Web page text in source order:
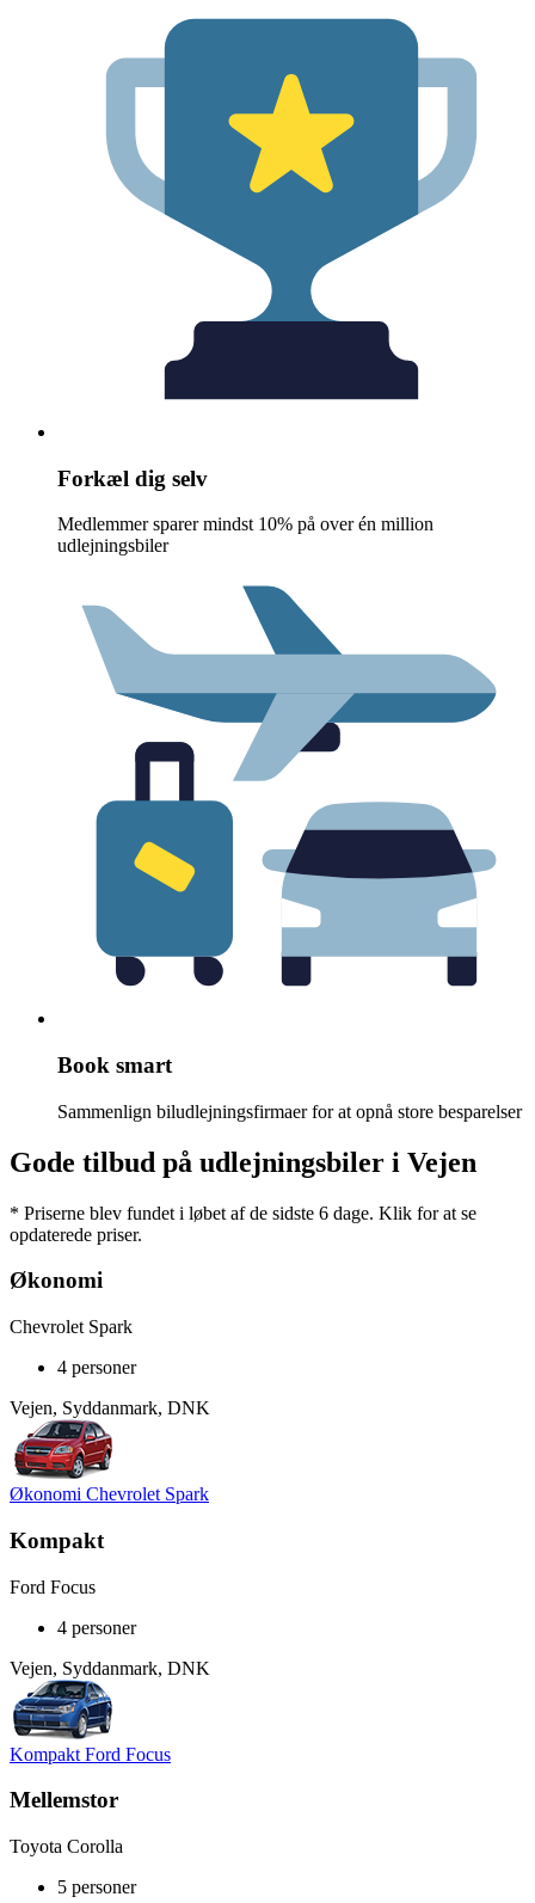
Forkæl dig selv
Medlemmer sparer mindst 10% på over én million
udlejningsbiler
Book smart
Sammenlign biludlejningsfirmaer for at opnå store besparelser
Gode tilbud på udlejningsbiler i Vejen
* Priserne blev fundet i løbet af de sidste 6 dage. Klik for at se
opdaterede priser.
Økonomi
Chevrolet Spark
4 personer
Vejen, Syddanmark, DNK
Økonomi Chevrolet Spark
Kompakt
Ford Focus
4 personer
Vejen, Syddanmark, DNK
Kompakt Ford Focus
Mellemstor
Toyota Corolla
5 personer